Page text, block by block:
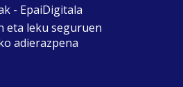
- EpaiDigitala
eta leku seguruen
adierazpena